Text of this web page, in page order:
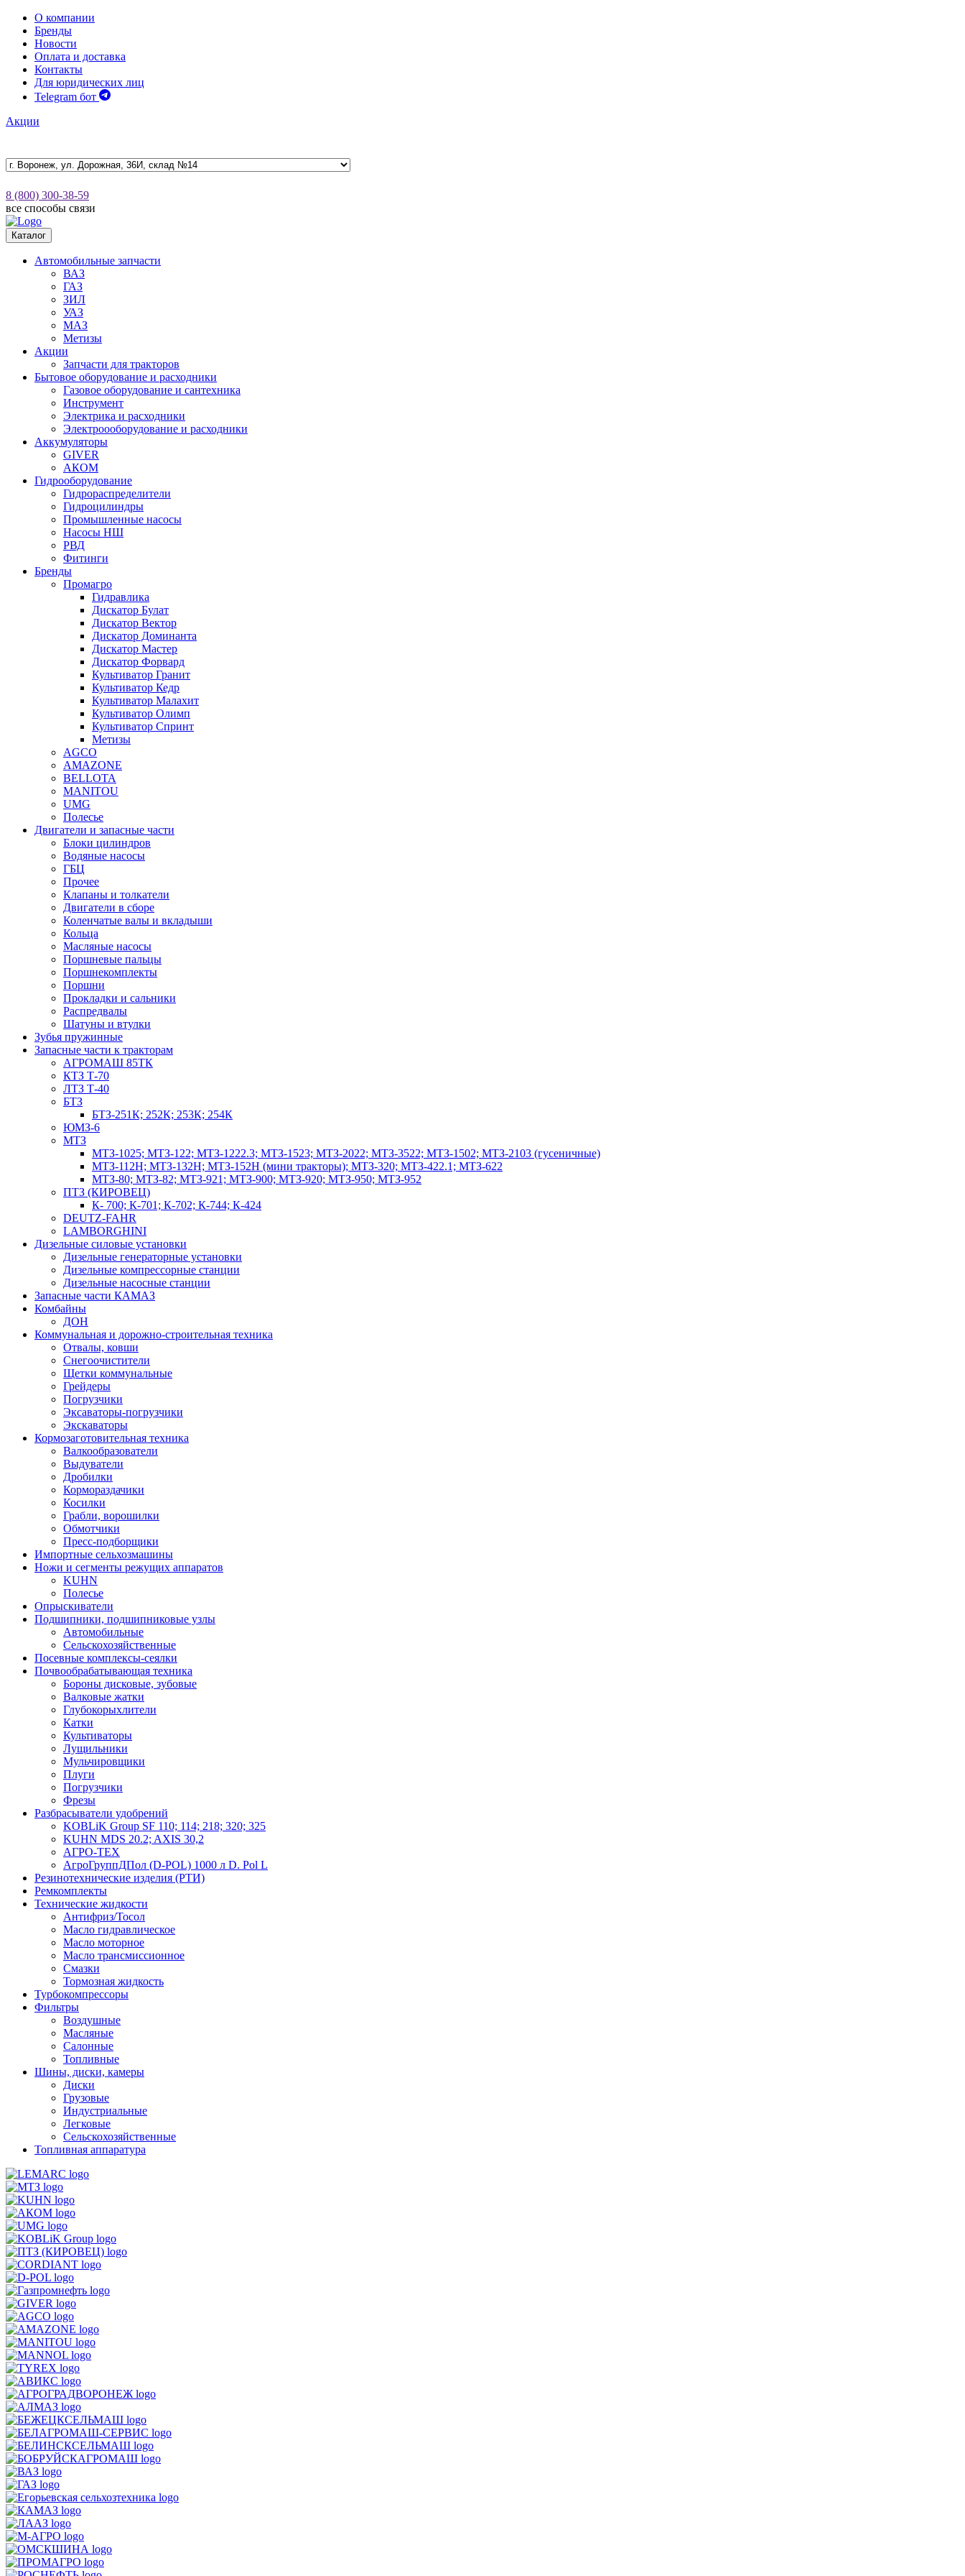
О компании
Бренды
Новости
Оплата и доставка
Контакты
Для юридических лиц
Telegram бот
Акции
8 (800) 300-38-59
все способы связи
Каталог
Автомобильные запчасти
ВАЗ
ГАЗ
ЗИЛ
УАЗ
МАЗ
Метизы
Акции
Запчасти для тракторов
Бытовое оборудование и расходники
Газовое оборудование и сантехника
Инструмент
Электрика и расходники
Электроооборудование и расходники
Аккумуляторы
GIVER
АКОМ
Гидрооборудование
Гидрораспределители
Гидроцилиндры
Промышленные насосы
Насосы НШ
РВД
Фитинги
Бренды
Промагро
Гидравлика
Дискатор Булат
Дискатор Вектор
Дискатор Доминанта
Дискатор Мастер
Дискатор Форвард
Культиватор Гранит
Культиватор Кедр
Культиватор Малахит
Культиватор Олимп
Культиватор Спринт
Метизы
AGCO
AMAZONE
BELLOTA
MANITOU
UMG
Полесье
Двигатели и запасные части
Блоки цилиндров
Водяные насосы
ГБЦ
Прочее
Клапаны и толкатели
Двигатели в сборе
Коленчатые валы и вкладыши
Кольца
Масляные насосы
Поршневые пальцы
Поршнекомплекты
Поршни
Прокладки и сальники
Распредвалы
Шатуны и втулки
Зубья пружинные
Запасные части к тракторам
АГРОМАШ 85ТК
КТЗ Т-70
ЛТЗ Т-40
БТЗ
БТЗ-251К; 252К; 253К; 254К
ЮМЗ-6
МТЗ
МТЗ-1025; МТЗ-122; МТЗ-1222.3; МТЗ-1523; МТЗ-2022; МТЗ-3522; МТЗ-1502; МТЗ-2103 (гусеничные)
МТЗ-112Н; МТЗ-132Н; МТЗ-152Н (мини тракторы); МТЗ-320; МТЗ-422.1; МТЗ-622
МТЗ-80; МТЗ-82; МТЗ-921; МТЗ-900; МТЗ-920; МТЗ-950; МТЗ-952
ПТЗ (КИРОВЕЦ)
К- 700; К-701; К-702; К-744; К-424
DEUTZ-FAHR
LAMBORGHINI
Дизельные силовые установки
Дизельные генераторные установки
Дизельные компрессорные станции
Дизельные насосные станции
Запасные части КАМАЗ
Комбайны
ДОН
Коммунальная и дорожно-строительная техника
Отвалы, ковши
Снегоочистители
Щетки коммунальные
Грейдеры
Погрузчики
Эксаваторы-погрузчики
Экскаваторы
Кормозаготовительная техника
Валкообразователи
Выдуватели
Дробилки
Кормораздачики
Косилки
Грабли, ворошилки
Обмотчики
Пресс-подборщики
Импортные сельхозмашины
Ножи и сегменты режущих аппаратов
KUHN
Полесье
Опрыскиватели
Подшипники, подшипниковые узлы
Автомобильные
Сельскохозяйственные
Посевные комплексы-сеялки
Почвообрабатывающая техника
Бороны дисковые, зубовые
Валковые жатки
Глубокорыхлители
Катки
Культиваторы
Лущильники
Мульчировщики
Плуги
Погрузчики
Фрезы
Разбрасыватели удобрений
KOBLiK Group SF 110; 114; 218; 320; 325
KUHN MDS 20.2; AXIS 30,2
АГРО-ТЕХ
АгроГруппДПол (D-POL) 1000 л D. Pol L
Резинотехнические изделия (РТИ)
Ремкомплекты
Технические жидкости
Антифриз/Тосол
Масло гидравлическое
Масло моторное
Масло трансмиссионное
Смазки
Тормозная жидкость
Турбокомпрессоры
Фильтры
Воздушные
Масляные
Салонные
Топливные
Шины, диски, камеры
Диски
Грузовые
Индустриальные
Легковые
Сельскохозяйственные
Топливная аппаратура